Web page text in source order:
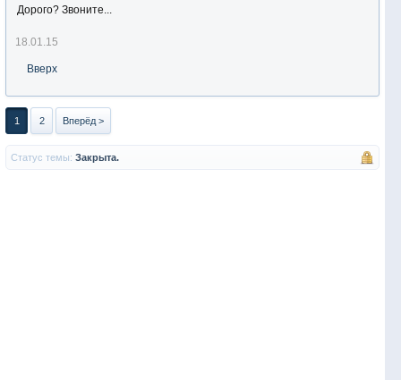
Дорого? Звоните...
18.01.15
Вверх
1 2 Вперёд >
Статус темы: Закрыта.